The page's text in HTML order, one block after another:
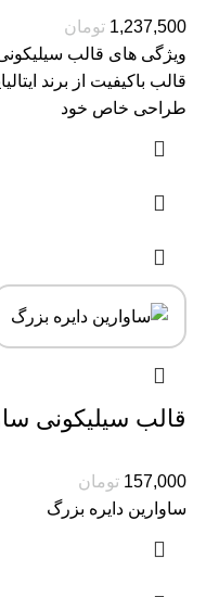
1,237,500 تومان
قالب باکیفیت از برند
طراحی خاص خود
قالب سیلیکونی
157,000 تومان
ساوارین دایره بزرگ